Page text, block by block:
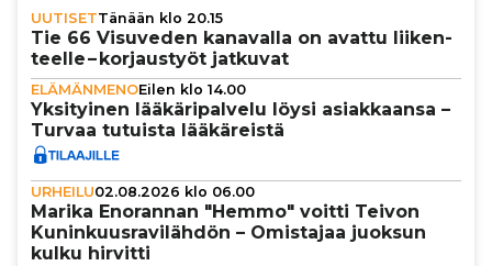
UUTISETTänään klo 20.15
Tie 66 Visuveden kanavalla on avattu lii­ken­
teelle – kor­jaus­työt jatkuvat
ELÄMÄNMENOEilen klo 14.00
Yksi­tyi­nen lää­kä­ri­pal­velu löysi asi­ak­kaansa –
Turvaa tutuista lää­kä­reistä
URHEILU02.08.2026 klo 06.00
Marika Enorannan "Hemmo" voitti Teivon
Kunin­kuus­ra­vi­läh­dön – Omistajaa juoksun
kulku hirvitti